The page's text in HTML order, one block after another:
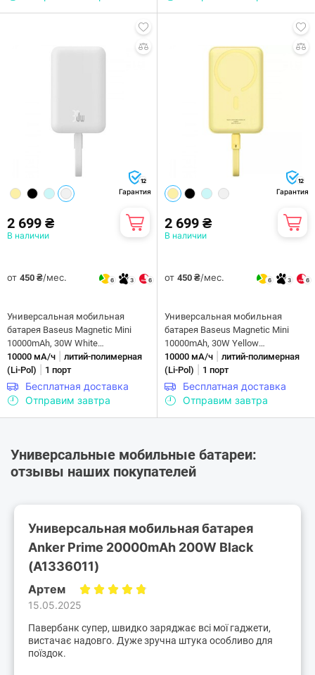
12
Гарантия
2 699 ₴
В наличии
от 450 ₴/мес. 6 3 6
Универсальная мобильная
батарея Baseus Magnetic Mini
10000mAh, 30W White
(P1002210B223-00)
10000 мА/ч
литий-полимерная
(Li-Pol)
1 порт
Бесплатная доставка
Отправим завтра
12
Гарантия
2 699 ₴
В наличии
от 450 ₴/мес. 6 3 6
Универсальная мобильная
батарея Baseus Magnetic Mini
10000mAh, 30W Yellow
(P1002210BY23-00)
10000 мА/ч
литий-полимерная
(Li-Pol)
1 порт
Бесплатная доставка
Отправим завтра
Универсальные мобильные батареи:
отзывы наших покупателей
Универсальная мобильная батарея
Anker Prime 20000mAh 200W Black
(A1336011)
Артем
15.05.2025
Павербанк супер, швидко заряджає всі мої гаджети,
вистачає надовго. Дуже зручна штука особливо для
поїздок.